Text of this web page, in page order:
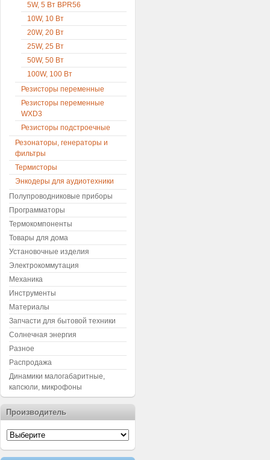
5W, 5 Вт BPR56
10W, 10 Вт
20W, 20 Вт
25W, 25 Вт
50W, 50 Вт
100W, 100 Вт
Резисторы переменные
Резисторы переменные
WXD3
Резисторы подстроечные
Резонаторы, генераторы и
фильтры
Термисторы
Энкодеры для аудиотехники
Полупроводниковые приборы
Программаторы
Термокомпоненты
Товары для дома
Установочные изделия
Электрокоммутация
Механика
Инструменты
Материалы
Запчасти для бытовой техники
Солнечная энергия
Разное
Распродажа
Динамики малогабаритные,
капсюли, микрофоны
Производитель